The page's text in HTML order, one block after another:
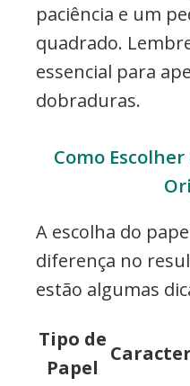
paciência e um
quadrado.
essencial para
dobraduras.
Como
A escolha do
diferença no
estão algumas
Tipo de
Papel